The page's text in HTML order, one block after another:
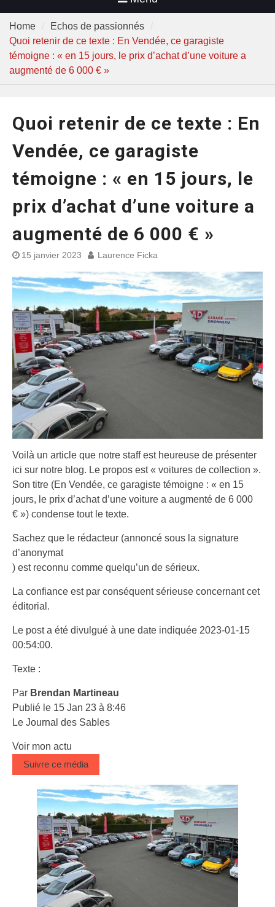
Home
Echos de passionnés
Quoi retenir de ce texte : En Vendée, ce garagiste
témoigne : « en 15 jours, le prix d’achat d’une voiture a
augmenté de 6 000 € »
Quoi retenir de ce texte : En
Vendée, ce garagiste
témoigne : « en 15 jours, le
prix d’achat d’une voiture a
augmenté de 6 000 € »
15 janvier 2023 Laurence Ficka
Voilà un article que notre staff est heureuse de présenter
ici sur notre blog. Le propos est « voitures de collection ».
Son titre (En Vendée, ce garagiste témoigne : « en 15
jours, le prix d’achat d’une voiture a augmenté de 6 000
€ ») condense tout le texte.
Sachez que le rédacteur (annoncé sous la signature
d’anonymat
) est reconnu comme quelqu’un de sérieux.
La confiance est par conséquent sérieuse concernant cet
éditorial.
Le post a été divulgué à une date indiquée 2023-01-15
00:54:00.
Texte :
Par Brendan Martineau
Publié le 15 Jan 23 à 8:46
Le Journal des Sables
Voir mon actu
Suivre ce média